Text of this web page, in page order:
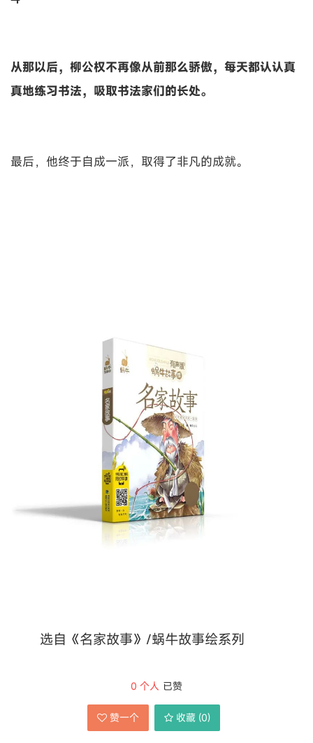
从那以后，柳公权不再像从前那么骄傲，每天都认认真
真地练习书法，吸取书法家们的长处。
最后，他终于自成一派，取得了非凡的成就。
选自《名家故事》/蜗牛故事绘系列
0 个人 已赞
赞一个 收藏 (0)